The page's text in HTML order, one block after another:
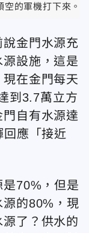
空的軍機打下來。
金門水源充
設施，這是
在金門每天
到3.7萬立方
自有水源達
應「接近
70%，但是
的80%，現
了？供水的